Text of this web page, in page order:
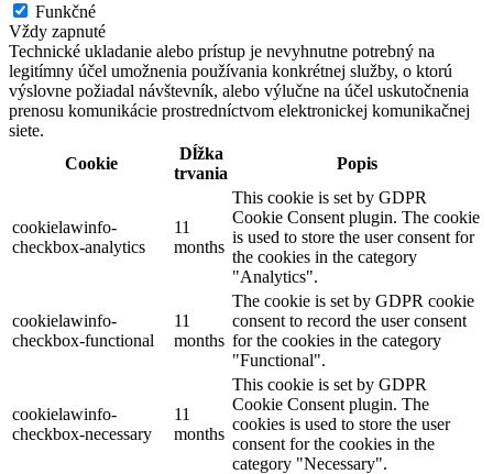
Funkčné
Vždy zapnuté
Technické ukladanie alebo prístup je nevyhnutne potrebný na
legitímny účel umožnenia používania konkrétnej služby, o ktorú
výslovne požiadal návštevník, alebo výlučne na účel uskutočnenia
prenosu komunikácie prostredníctvom elektronickej komunikačnej
siete.
Cookie
Dĺžka
trvania
Popis
cookielawinfo-
checkbox-analytics
11
months
This cookie is set by GDPR
Cookie Consent plugin. The cookie
is used to store the user consent for
the cookies in the category
"Analytics".
cookielawinfo-
checkbox-functional
11
months
The cookie is set by GDPR cookie
consent to record the user consent
for the cookies in the category
"Functional".
cookielawinfo-
checkbox-necessary
11
months
This cookie is set by GDPR
Cookie Consent plugin. The
cookies is used to store the user
consent for the cookies in the
category "Necessary".